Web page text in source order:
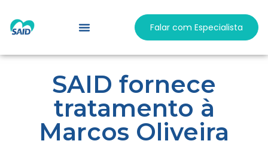
Falar com Especialista
SAID fornece
tratamento à
Marcos Oliveira